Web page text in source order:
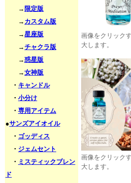
→ 限定版
→ カスタム版
→星座版
→チャクラ版
→惑星版
→女神版
・ キャンドル
・ 小分け
・ 専用アイテム
●サンズアイオイル
・ ゴッディス
・ ジェムセント
・ ミスティックブレン
ド
画像をクリック
大します。
画像をクリック
大します。